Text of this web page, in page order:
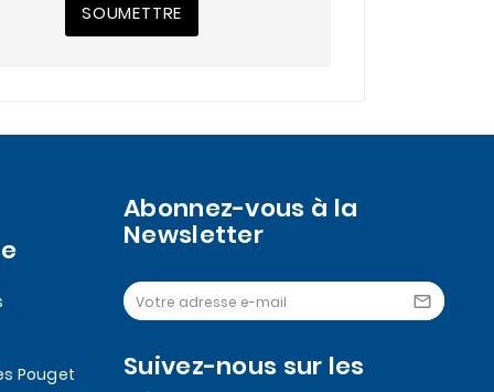
SOUMETTRE
Pouget
Abonnez-vous à la
Newsletter

Suivez-nous sur les